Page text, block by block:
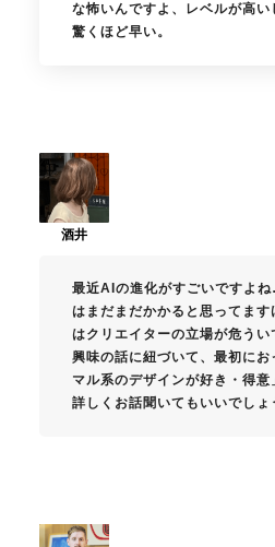
な怖いんですよ、レベルが高
驚くほど早い。
最近AIの進化がすごいですよ
はまだまだかかると思ってます
はクリエイターの立場が危うい
興味の話に紐づいて、最初に
マル系のデザインが好き・得
詳しくお話聞いてもいいでしょ